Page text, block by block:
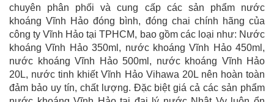
chuyên phân phối và cung cấp các sản phẩm nước
khoáng Vĩnh Hảo đóng bình, đóng chai chính hãng của
công ty Vĩnh Hảo tại TPHCM, bao gồm các loại như: Nước
khoáng Vĩnh Hảo 350ml, nước khoáng Vĩnh Hảo 450ml,
nước khoáng Vĩnh Hảo 500ml, nước khoáng Vĩnh Hảo
20L, nước tinh khiết Vĩnh Hảo Vihawa 20L nên hoàn toàn
đảm bảo uy tín, chất lượng. Đặc biệt giá cả các sản phẩm